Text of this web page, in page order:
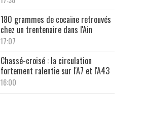
180 grammes de cocaïne retrouvés
chez un trentenaire dans l'Ain
17:07
Chassé-croisé : la circulation
fortement ralentie sur l'A7 et l'A43
16:00